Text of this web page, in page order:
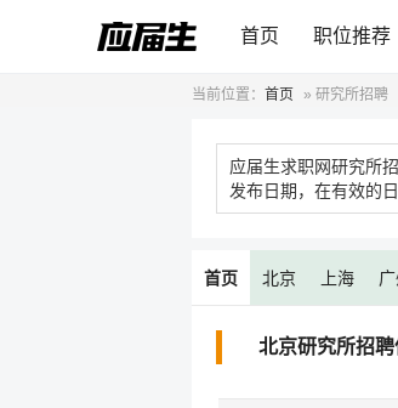
首页 职位推荐
当前位置： 首页 » 研究所招聘
应届生求职网研究所
发布日期，在有效的
首页 北京 上海 广
北京研究所招